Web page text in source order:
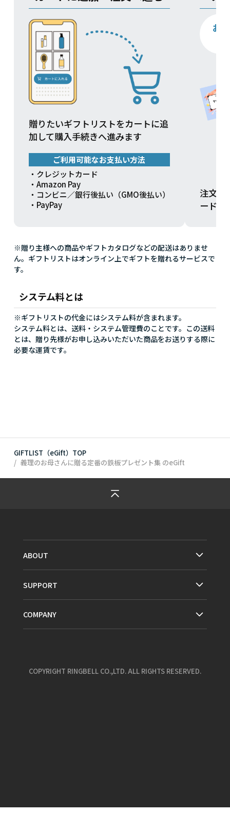
贈りたいギフトリストをカートに追
加して購入手続きへ進みます
ご利用可能なお支払い方法
・クレジットカード
・Amazon Pay
・コンビニ／銀行後払い（GMO後払い）
・PayPay
お
注文方
ードを
※贈り主様への商品やギフトカタログなどの配送はありませ
ん。ギフトリストはオンライン上でギフトを贈れるサービスで
す。
システム料とは
※ギフトリストの代金にはシステム料が含まれます。
システム料とは、送料・システム管理費のことです。この送料
とは、贈り先様がお申し込みいただいた商品をお送りする際に
必要な運賃です。
GIFTLIST（eGift）TOP
義理のお母さんに贈る定番の鉄板プレゼント集のeGift
ABOUT
SUPPORT
COMPANY
COPYRIGHT RINGBELL CO.,LTD. ALL RIGHTS RESERVED.